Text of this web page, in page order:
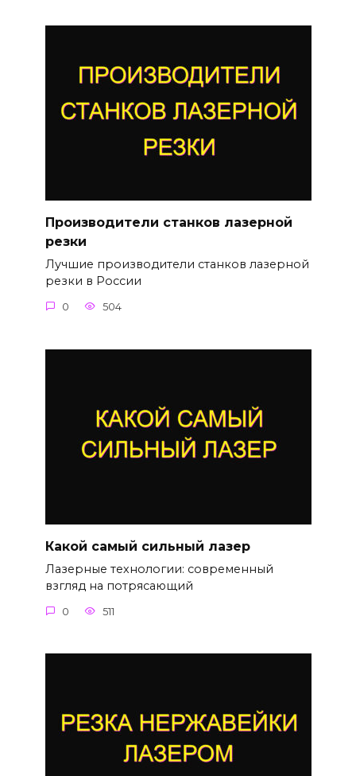
Производители станков лазерной
резки
Лучшие производители станков лазерной
резки в России
0 504
Какой самый сильный лазер
Лазерные технологии: современный
взгляд на потрясающий
0 511